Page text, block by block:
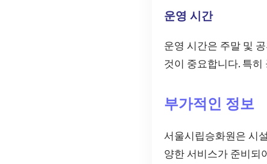
운영 시간
운영 시간은 주말 및
것이 중요합니다. 특
부가적인 정보
서울시립승화원은 시
양한 서비스가 준비되